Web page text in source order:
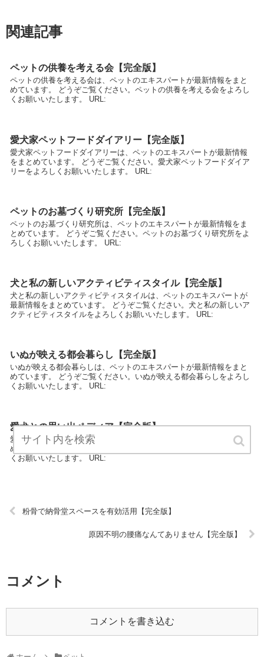
関連記事
ペットの供養を考える会【完全版】
ペットの供養を考える会は、ペットのエキスパートが最新情報をまと
めています。 どうぞご覧ください。ペットの供養を考える会をよろし
くお願いいたします。 URL:
愛犬家ペットフードダイアリー【完全版】
愛犬家ペットフードダイアリーは、ペットのエキスパートが最新情報
をまとめています。 どうぞご覧ください。愛犬家ペットフードダイア
リーをよろしくお願いいたします。 URL:
ペットのお墓づくり研究所【完全版】
ペットのお墓づくり研究所は、ペットのエキスパートが最新情報をま
とめています。 どうぞご覧ください。ペットのお墓づくり研究所をよ
ろしくお願いいたします。 URL:
犬と私の新しいアクティビティスタイル【完全版】
犬と私の新しいアクティビティスタイルは、ペットのエキスパートが
最新情報をまとめています。 どうぞご覧ください。犬と私の新しいア
クティビティスタイルをよろしくお願いいたします。 URL:
いぬが映える都会暮らし【完全版】
いぬが映える都会暮らしは、ペットのエキスパートが最新情報をまと
めています。 どうぞご覧ください。いぬが映える都会暮らしをよろし
くお願いいたします。 URL:
愛犬との思い出ペディア【完全版】
愛犬との思い出ペディアは、ペットのエキスパートが最新情報をまと
めています。 どうぞご覧ください。愛犬との思い出ペディアをよろし
くお願いいたします。 URL:
粉骨で納骨堂スペースを有効活用【完全版】
原因不明の腰痛なんてありません【完全版】
コメント
コメントを書き込む